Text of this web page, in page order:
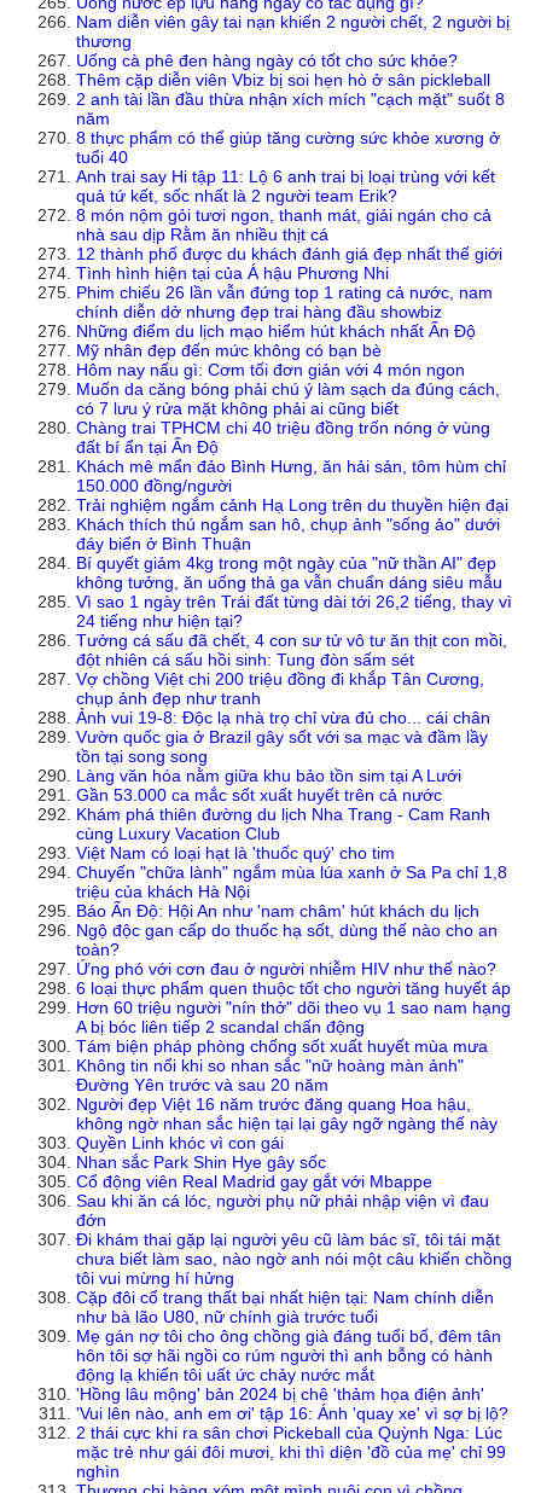
Nam diễn viên gây tai nạn khiến 2 người chết, 2 người bị
thương
Uống cà phê đen hàng ngày có tốt cho sức khỏe?
Thêm cặp diễn viên Vbiz bị soi hẹn hò ở sân pickleball
2 anh tài lần đầu thừa nhận xích mích "cạch mặt" suốt 8
năm
8 thực phẩm có thể giúp tăng cường sức khỏe xương ở
tuổi 40
Anh trai say Hi tập 11: Lộ 6 anh trai bị loại trùng với kết
quả tứ kết, sốc nhất là 2 người team Erik?
8 món nộm gỏi tươi ngon, thanh mát, giải ngán cho cả
nhà sau dịp Rằm ăn nhiều thịt cá
12 thành phố được du khách đánh giá đẹp nhất thế giới
Tình hình hiện tại của Á hậu Phương Nhi
Phim chiếu 26 lần vẫn đứng top 1 rating cả nước, nam
chính diễn dở nhưng đẹp trai hàng đầu showbiz
Những điểm du lịch mạo hiểm hút khách nhất Ấn Độ
Mỹ nhân đẹp đến mức không có bạn bè
Hôm nay nấu gì: Cơm tối đơn giản với 4 món ngon
Muốn da căng bóng phải chú ý làm sạch da đúng cách,
có 7 lưu ý rửa mặt không phải ai cũng biết
Chàng trai TPHCM chi 40 triệu đồng trốn nóng ở vùng
đất bí ẩn tại Ấn Độ
Khách mê mẩn đảo Bình Hưng, ăn hải sản, tôm hùm chỉ
150.000 đồng/người
Trải nghiệm ngắm cảnh Hạ Long trên du thuyền hiện đại
Khách thích thú ngắm san hô, chụp ảnh "sống ảo" dưới
đáy biển ở Bình Thuận
Bí quyết giảm 4kg trong một ngày của "nữ thần AI" đẹp
không tưởng, ăn uống thả ga vẫn chuẩn dáng siêu mẫu
Vì sao 1 ngày trên Trái đất từng dài tới 26,2 tiếng, thay vì
24 tiếng như hiện tại?
Tưởng cá sấu đã chết, 4 con sư tử vô tư ăn thịt con mồi,
đột nhiên cá sấu hồi sinh: Tung đòn sấm sét
Vợ chồng Việt chi 200 triệu đồng đi khắp Tân Cương,
chụp ảnh đẹp như tranh
Ảnh vui 19-8: Độc lạ nhà trọ chỉ vừa đủ cho... cái chân
Vườn quốc gia ở Brazil gây sốt với sa mạc và đầm lầy
tồn tại song song
Làng văn hóa nằm giữa khu bảo tồn sim tại A Lưới
Gần 53.000 ca mắc sốt xuất huyết trên cả nước
Khám phá thiên đường du lịch Nha Trang - Cam Ranh
cùng Luxury Vacation Club
Việt Nam có loại hạt là 'thuốc quý' cho tim
Chuyến "chữa lành" ngắm mùa lúa xanh ở Sa Pa chỉ 1,8
triệu của khách Hà Nội
Báo Ấn Độ: Hội An như 'nam châm' hút khách du lịch
Ngộ độc gan cấp do thuốc hạ sốt, dùng thế nào cho an
toàn?
Ứng phó với cơn đau ở người nhiễm HIV như thế nào?
6 loại thực phẩm quen thuộc tốt cho người tăng huyết áp
Hơn 60 triệu người "nín thở" dõi theo vụ 1 sao nam hạng
A bị bóc liên tiếp 2 scandal chấn động
Tám biện pháp phòng chống sốt xuất huyết mùa mưa
Không tin nổi khi so nhan sắc "nữ hoàng màn ảnh"
Đường Yên trước và sau 20 năm
Người đẹp Việt 16 năm trước đăng quang Hoa hậu,
không ngờ nhan sắc hiện tại lại gây ngỡ ngàng thế này
Quyền Linh khóc vì con gái
Nhan sắc Park Shin Hye gây sốc
Cổ động viên Real Madrid gay gắt với Mbappe
Sau khi ăn cá lóc, người phụ nữ phải nhập viện vì đau
đớn
Đi khám thai gặp lại người yêu cũ làm bác sĩ, tôi tái mặt
chưa biết làm sao, nào ngờ anh nói một câu khiến chồng
tôi vui mừng hí hửng
Cặp đôi cổ trang thất bại nhất hiện tại: Nam chính diễn
như bà lão U80, nữ chính già trước tuổi
Mẹ gán nợ tôi cho ông chồng già đáng tuổi bố, đêm tân
hôn tôi sợ hãi ngồi co rúm người thì anh bỗng có hành
động lạ khiến tôi uất ức chảy nước mắt
'Hồng lâu mộng' bản 2024 bị chê 'thảm họa điện ảnh'
'Vui lên nào, anh em ơi' tập 16: Ánh 'quay xe' vì sợ bị lộ?
2 thái cực khi ra sân chơi Pickeball của Quỳnh Nga: Lúc
mặc trẻ như gái đôi mươi, khi thì diện 'đồ của mẹ' chỉ 99
nghìn